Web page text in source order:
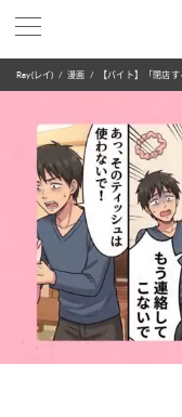
Ray(レイ) 漫画 【バイト】「閉店する